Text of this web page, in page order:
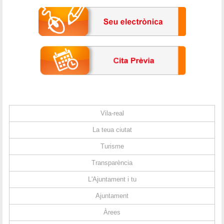
Vila-real
La teua ciutat
Turisme
Transparència
L'Ajuntament i tu
Ajuntament
Àrees